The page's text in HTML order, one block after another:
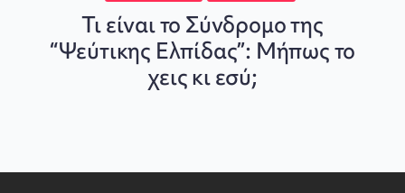
Τι είναι το Σύνδρομο της
“Ψεύτικης Ελπίδας”: Μήπως το
χεις κι εσύ;